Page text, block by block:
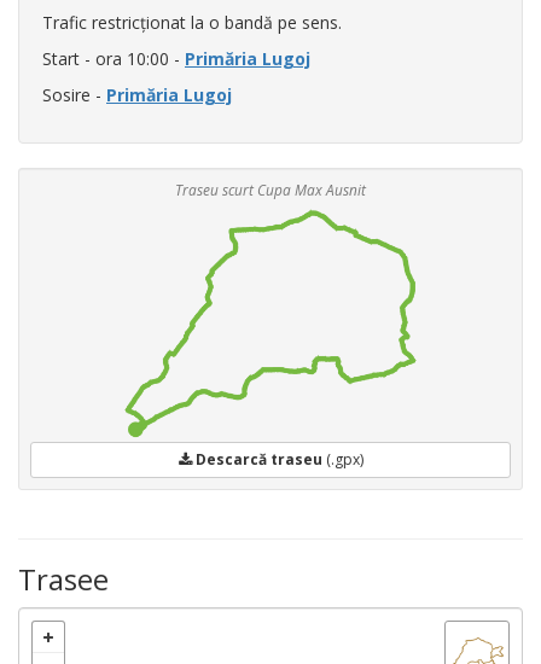
Trafic restricționat la o bandă pe sens.
Start - ora 10:00 - Primăria Lugoj
Sosire - Primăria Lugoj
Traseu scurt Cupa Max Ausnit
Descarcă traseu (.gpx)
Trasee